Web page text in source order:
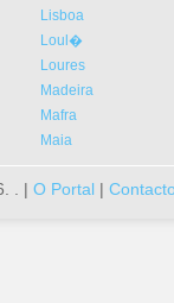
Lisboa
Loul�
Loures
Madeira
Mafra
Maia
. | O Portal |